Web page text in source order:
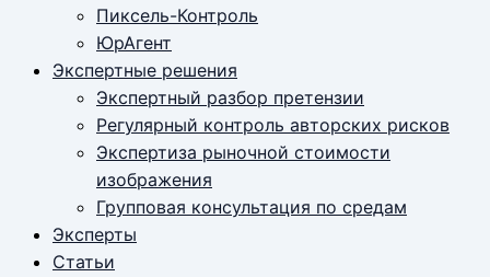
Пиксель-Контроль
ЮрАгент
Экспертные решения
Экспертный разбор претензии
Регулярный контроль авторских рисков
Экспертиза рыночной стоимости
изображения
Групповая консультация по средам
Эксперты
Статьи